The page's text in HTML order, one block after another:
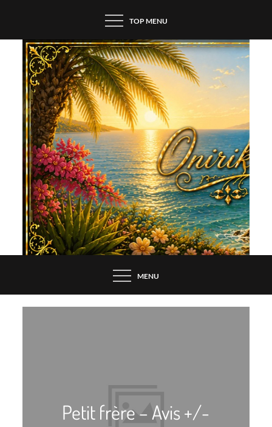
content
TOP MENU
MENU
Petit frère – Avis +/-